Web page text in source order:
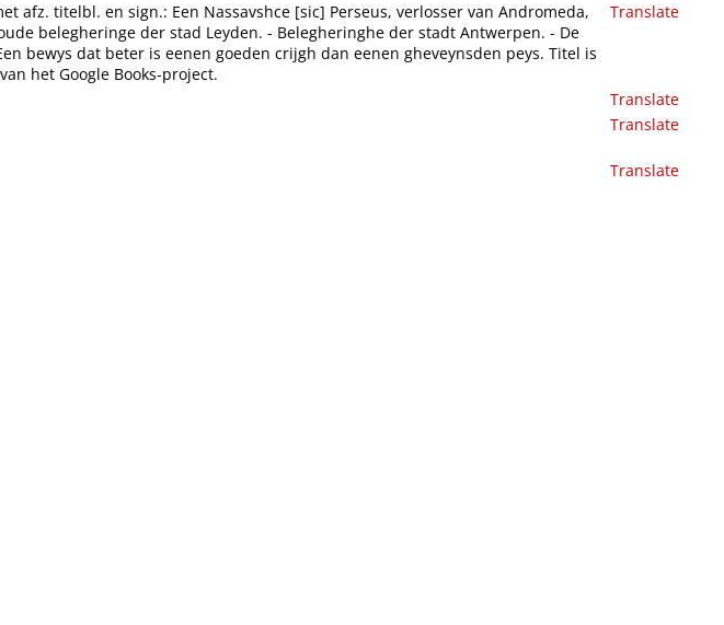
afz. titelbl. en sign.: Een Nassavshce [sic] Perseus, verlosser van Andromeda,
belegheringe der stad Leyden. - Belegheringhe der stadt Antwerpen. - De
bewys dat beter is eenen goeden crijgh dan eenen gheveynsden peys. Titel is
het Google Books-project.
Translate
Translate
Translate
Translate